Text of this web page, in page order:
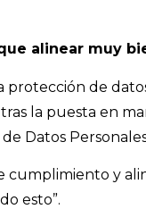
alinear muy
protección de
la puesta en
Datos
cumplimiento y
esto”.